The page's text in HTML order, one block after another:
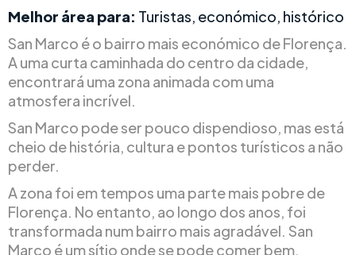
Melhor área para: Turistas, económico, histórico
San Marco é o bairro mais económico de Florença.
A uma curta caminhada do centro da cidade,
encontrará uma zona animada com uma
atmosfera incrível.
San Marco pode ser pouco dispendioso, mas está
cheio de história, cultura e pontos turísticos a não
perder.
A zona foi em tempos uma parte mais pobre de
Florença. No entanto, ao longo dos anos, foi
transformada num bairro mais agradável. San
Marco é um sítio onde se pode comer bem.